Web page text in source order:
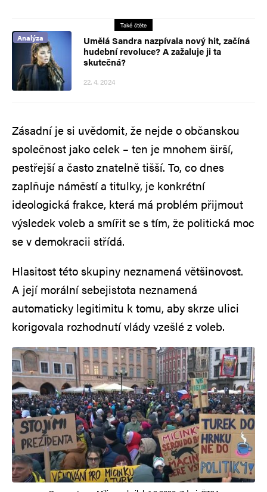
Také čtěte
Analýza
Umělá Sandra nazpívala nový hit, začíná
hudební revoluce? A zažaluje ji ta
skutečná?
22. 4. 2024
Zásadní je si uvědomit, že nejde o občanskou
společnost jako celek – ten je mnohem širší,
pestřejší a často znatelně tišší. To, co dnes
zaplňuje náměstí a titulky, je konkrétní
ideologická frakce, která má problém přijmout
výsledek voleb a smířit se s tím, že politická moc
se v demokracii střídá.
Hlasitost této skupiny neznamená většinovost.
A její morální sebejistota neznamená
automaticky legitimitu k tomu, aby skrze ulici
korigovala rozhodnutí vlády vzešlé z voleb.